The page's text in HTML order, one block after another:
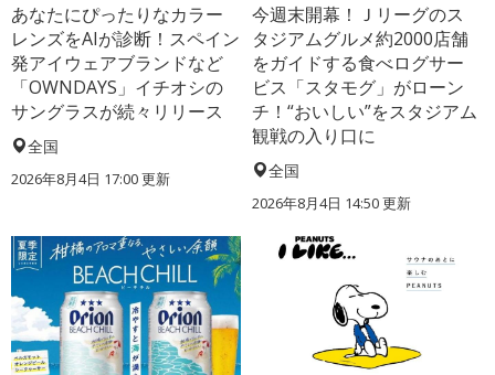
あなたにぴったりなカラー
レンズをAIが診断！スペイン
発アイウェアブランドなど
「OWNDAYS」イチオシの
サングラスが続々リリース
全国
2026年8月4日 17:00更新
今週末開幕！Ｊリーグのス
タジアムグルメ約2000店舗
をガイドする食べログサー
ビス「スタモグ」がローン
チ！“おいしい”をスタジアム
観戦の入り口に
全国
2026年8月4日 14:50更新